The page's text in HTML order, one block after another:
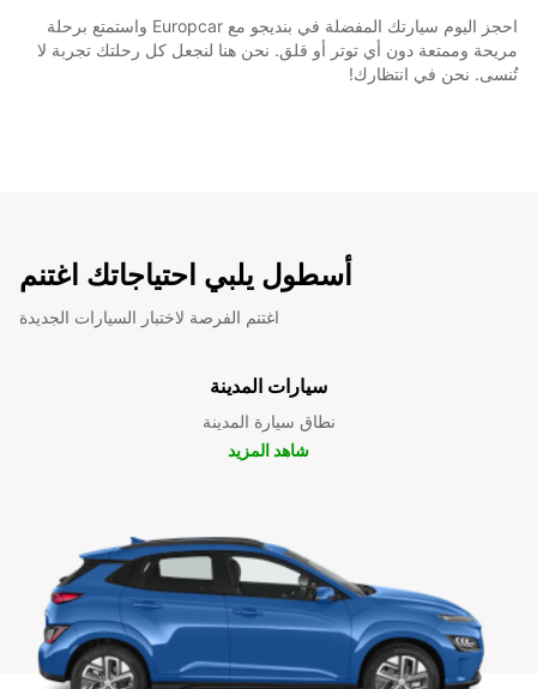
احجز اليوم سيارتك المفضلة في بنديجو مع Europcar واستمتع برحلة
مريحة وممتعة دون أي توتر أو قلق. نحن هنا لنجعل كل رحلتك تجربة لا
تُنسى. نحن في انتظارك!
أسطول يلبي احتياجاتك اغتنم
اغتنم الفرصة لاختبار السيارات الجديدة
سيارات المدينة
نطاق سيارة المدينة
شاهد المزيد